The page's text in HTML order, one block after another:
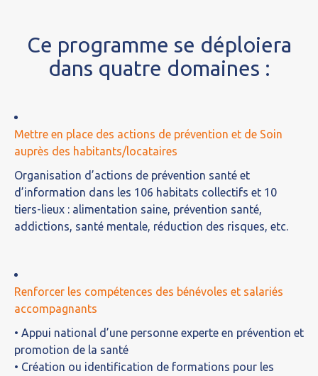
Ce programme se déploiera
dans quatre domaines :
Mettre en place des actions de prévention et de Soin
auprès des habitants/locataires
Organisation d’actions de prévention santé et
d’information dans les 106 habitats collectifs et 10
tiers-lieux : alimentation saine, prévention santé,
addictions, santé mentale, réduction des risques, etc.
Renforcer les compétences des bénévoles et salariés
accompagnants
• Appui national d’une personne experte en prévention et
promotion de la santé
• Création ou identification de formations pour les